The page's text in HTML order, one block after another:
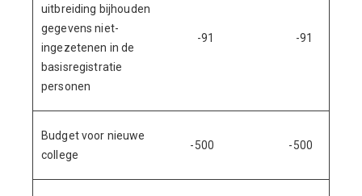
uitbreiding bijhouden
gegevens niet-
ingezetenen in de
basisregistratie
personen
-91 -91
Budget voor nieuwe
college
-500 -500